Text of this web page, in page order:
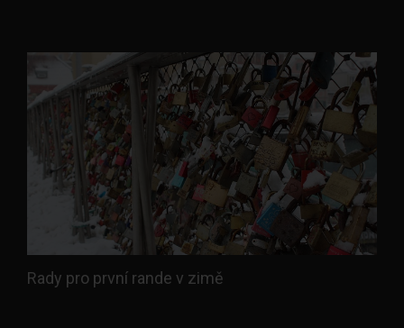
Rady pro první rande v zimě